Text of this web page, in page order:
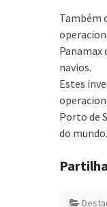
Também
Panamax
navios.
Estes
Porto de
do